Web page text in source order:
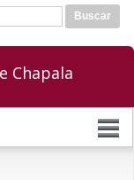
de búsqueda
Chapala